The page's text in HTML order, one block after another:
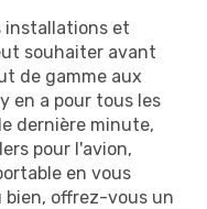
installations et
souhaiter avant
de gamme aux
en a pour tous les
dernière minute,
pour l'avion,
en vous
offrez-vous un